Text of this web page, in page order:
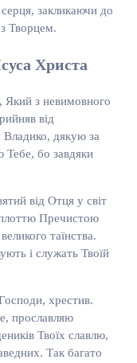
закликаючи до
Творцем.
Христа
Який з невимовного
від
Владико, дякую за
Тебе, бо завдяки
від Отця у світ
Пречистою
таїнства.
і служать Твоїй
хрестив.
прославляю
Твоїх славлю,
Так багато